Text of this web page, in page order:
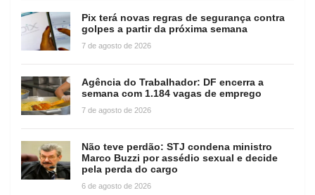
Pix terá novas regras de segurança contra
golpes a partir da próxima semana
7 de agosto de 2026
Agência do Trabalhador: DF encerra a
semana com 1.184 vagas de emprego
7 de agosto de 2026
Não teve perdão: STJ condena ministro
Marco Buzzi por assédio sexual e decide
pela perda do cargo
6 de agosto de 2026